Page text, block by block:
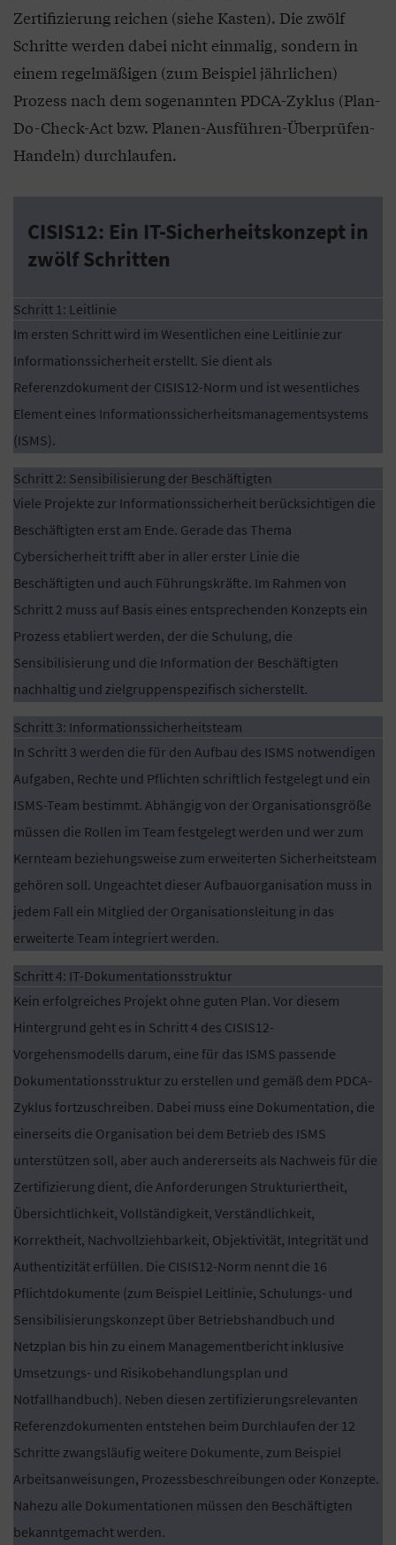
Zertifizierung reichen (siehe Kasten). Die zwölf
Schritte werden dabei nicht einmalig, sondern in
einem regelmäßigen (zum Beispiel jährlichen)
Prozess nach dem sogenannten PDCA-Zyklus (Plan-
Do-Check-Act bzw. Planen-Ausführen-Überprüfen-
Handeln) durchlaufen.
CISIS12: Ein IT-Sicherheitskonzept in
zwölf Schritten
Schritt 1: Leitlinie
Im ersten Schritt wird im Wesentlichen eine Leitlinie zur
Informationssicherheit erstellt. Sie dient als
Referenzdokument der CISIS12-Norm und ist wesentliches
Element eines Informationssicherheitsmanagementsystems
(ISMS).
Schritt 2: Sensibilisierung der Beschäftigten
Viele Projekte zur Informationssicherheit berücksichtigen die
Beschäftigten erst am Ende. Gerade das Thema
Cybersicherheit trifft aber in aller erster Linie die
Beschäftigten und auch Führungskräfte. Im Rahmen von
Schritt 2 muss auf Basis eines entsprechenden Konzepts ein
Prozess etabliert werden, der die Schulung, die
Sensibilisierung und die Information der Beschäftigten
nachhaltig und zielgruppenspezifisch sicherstellt.
Schritt 3: Informationssicherheitsteam
In Schritt 3 werden die für den Aufbau des ISMS notwendigen
Aufgaben, Rechte und Pflichten schriftlich festgelegt und ein
ISMS-Team bestimmt. Abhängig von der Organisationsgröße
müssen die Rollen im Team festgelegt werden und wer zum
Kernteam beziehungsweise zum erweiterten Sicherheitsteam
gehören soll. Ungeachtet dieser Aufbauorganisation muss in
jedem Fall ein Mitglied der Organisationsleitung in das
erweiterte Team integriert werden.
Schritt 4: IT-Dokumentationsstruktur
Kein erfolgreiches Projekt ohne guten Plan. Vor diesem
Hintergrund geht es in Schritt 4 des CISIS12-
Vorgehensmodells darum, eine für das ISMS passende
Dokumentationsstruktur zu erstellen und gemäß dem PDCA-
Zyklus fortzuschreiben. Dabei muss eine Dokumentation, die
einerseits die Organisation bei dem Betrieb des ISMS
unterstützen soll, aber auch andererseits als Nachweis für die
Zertifizierung dient, die Anforderungen Strukturiertheit,
Übersichtlichkeit, Vollständigkeit, Verständlichkeit,
Korrektheit, Nachvollziehbarkeit, Objektivität, Integrität und
Authentizität erfüllen. Die CISIS12-Norm nennt die 16
Pflichtdokumente (zum Beispiel Leitlinie, Schulungs- und
Sensibilisierungskonzept über Betriebshandbuch und
Netzplan bis hin zu einem Managementbericht inklusive
Umsetzungs- und Risikobehandlungsplan und
Notfallhandbuch). Neben diesen zertifizierungsrelevanten
Referenzdokumenten entstehen beim Durchlaufen der 12
Schritte zwangsläufig weitere Dokumente, zum Beispiel
Arbeitsanweisungen, Prozessbeschreibungen oder Konzepte.
Nahezu alle Dokumentationen müssen den Beschäftigten
bekanntgemacht werden.